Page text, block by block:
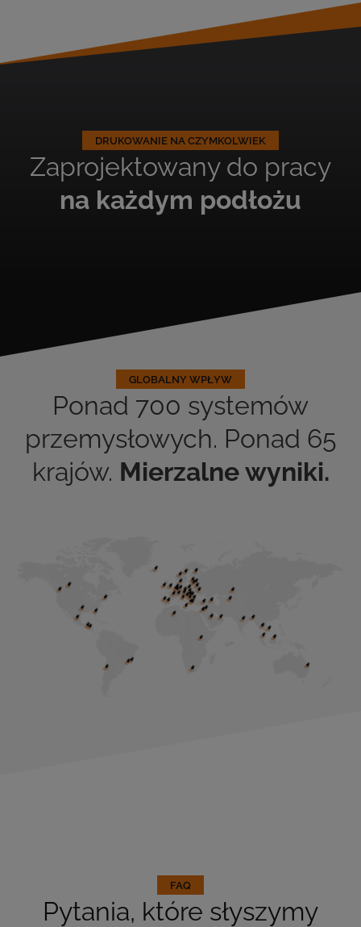
DRUKOWANIE NA CZYMKOLWIEK
Zaprojektowany do pracy
na każdym podłożu
GLOBALNY WPŁYW
Ponad 700 systemów
przemysłowych. Ponad 65
krajów. Mierzalne wyniki.
FAQ
Pytania, które słyszymy